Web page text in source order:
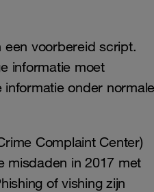
een voorbereid script.
informatie moet
onder normale
Complaint Center)
misdaden in 2017 met
of vishing zijn